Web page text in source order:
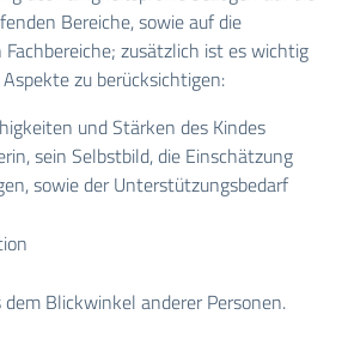
Bereiche, sowie auf die
zusätzlich ist es wichtig
zu berücksichtigen:
und Stärken des Kindes
sein Selbstbild, die Einschätzung
sowie der Unterstützungsbedarf
Blickwinkel anderer Personen.